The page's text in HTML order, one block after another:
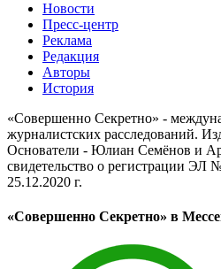
Новости
Пресс-центр
Реклама
Редакция
Авторы
История
«Совершенно Секретно» -
журналистских расследований.
Основатели - Юлиан Семёнов и
свидетельство о регистрации ЭЛ
25.12.2020 г.
«Совершенно Секретно» в